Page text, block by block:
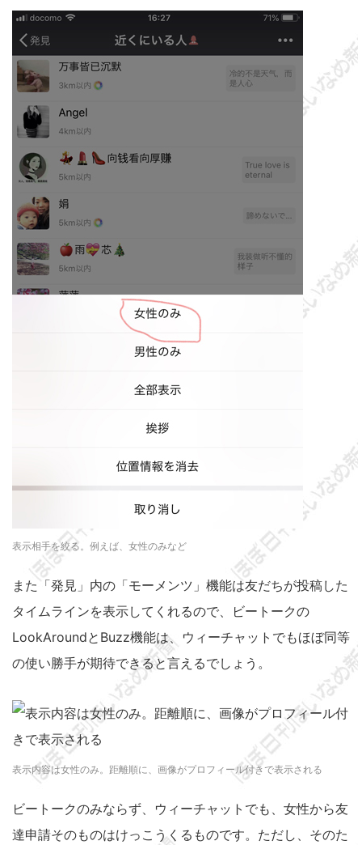
表示相手を絞る。例えば、女性のみなど
また「発見」内の「モーメンツ」機能は友だちが投稿した
タイムラインを表示してくれるので、ビートークの
LookAroundとBuzz機能は、ウィーチャットでもほぼ同等
の使い勝手が期待できると言えるでしょう。
表示内容は女性のみ。距離順に、画像がプロフィール付きで表示される
ビートークのみならず、ウィーチャットでも、女性から友
達申請そのものはけっこうくるものです。ただし、そのた